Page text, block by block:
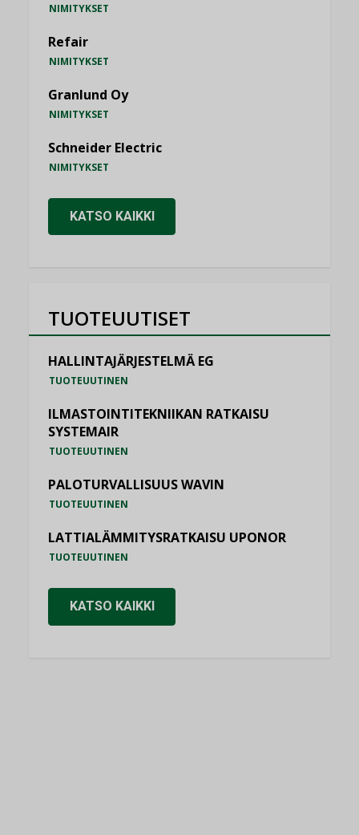
NIMITYKSET
Refair
NIMITYKSET
Granlund Oy
NIMITYKSET
Schneider Electric
NIMITYKSET
KATSO KAIKKI
TUOTEUUTISET
HALLINTAJÄRJESTELMÄ EG
TUOTEUUTINEN
ILMASTOINTITEKNIIKAN RATKAISU
SYSTEMAIR
TUOTEUUTINEN
PALOTURVALLISUUS WAVIN
TUOTEUUTINEN
LATTIALÄMMITYSRATKAISU UPONOR
TUOTEUUTINEN
KATSO KAIKKI